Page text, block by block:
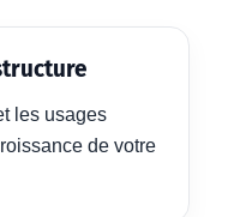
les usages
de votre